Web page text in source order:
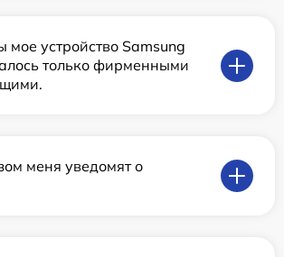
мое устройство Samsung
только фирменными
меня уведомят о